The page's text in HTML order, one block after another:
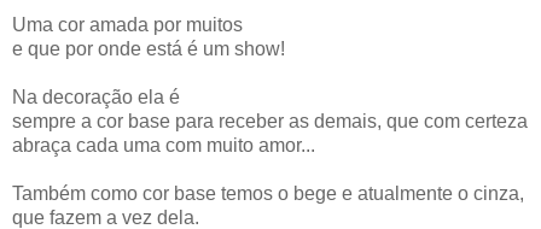
Uma cor amada por muitos
e que por onde está é um show!
Na decoração ela é
sempre a cor base para receber as demais, que com certeza
abraça cada uma com muito amor...
Também como cor base temos o bege e atualmente o cinza,
que fazem a vez dela.